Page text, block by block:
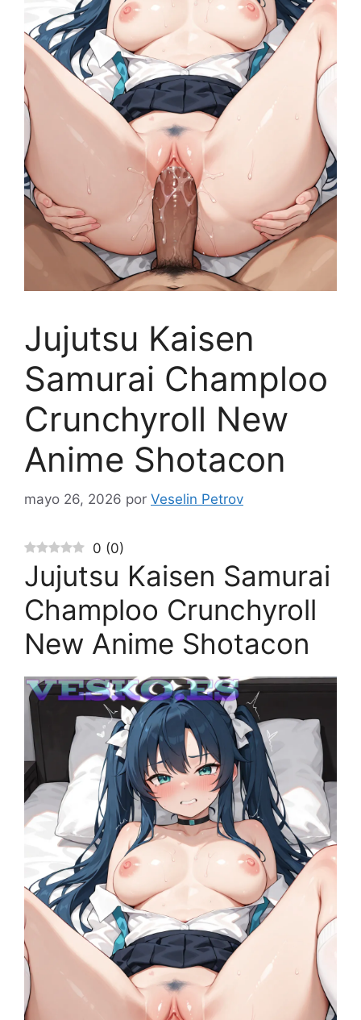
Jujutsu Kaisen
Samurai Champloo
Crunchyroll New
Anime Shotacon
mayo 26, 2026 por Veselin Petrov
0 (0)
Jujutsu Kaisen Samurai
Champloo Crunchyroll
New Anime Shotacon